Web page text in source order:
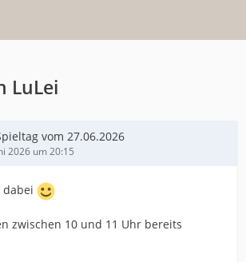
LuLei
vom 27.06.2026
2026 um 20:15
dabei
zwischen 10 und 11 Uhr bereits